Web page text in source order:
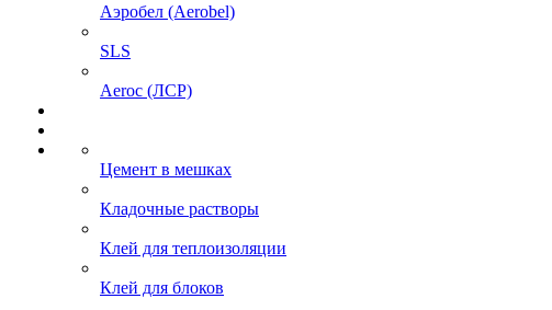
Аэробел (Aerobel)
SLS
Aeroc (ЛСР)
Цемент в мешках
Кладочные растворы
Клей для теплоизоляции
Клей для блоков